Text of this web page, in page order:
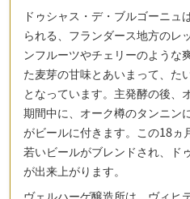
ドゥシャス・デ・ブルゴーニュ
られる、フランダース地方のレ
ンフルーツやチェリーのような
た麦芽の甘味とあいまって、た
となっています。主発酵の後、
期間中に、オーク樽のタンニン
がビールに付きます。この18ヵ
若いビールがブレンドされ、ド
が出来上がります。
ヴェルハーゲ醸造所は、ヴィヒ